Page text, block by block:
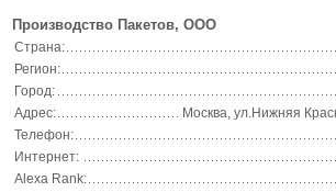
Производство Пакетов, ООО
Страна:
Регион:
Город:
Адрес:
Москва, ул.Нижняя
Телефон:
Интернет:
Alexa Rank: